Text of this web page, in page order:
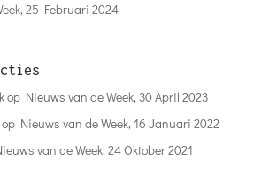
25 Februari 2024
op Nieuws van de Week, 30 April 2023
Nieuws van de Week, 16 Januari 2022
van de Week, 24 Oktober 2021